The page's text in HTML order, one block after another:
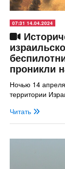
07:31 14.04.2024
проникли
Ночью 14
территории
Читать